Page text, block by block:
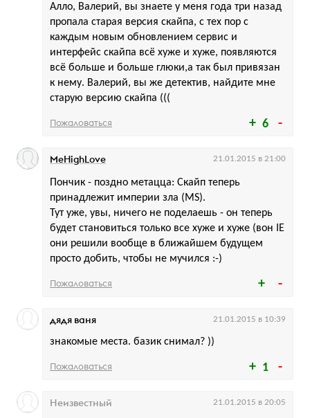
6
Алло, Валерий, вы знаете у меня года три назад
пропала старая версия скайпа, с тех пор с
каждым новым обновлением сервис и
интерфейс скайпа всё хуже и хуже, появляются
всё больше и больше глюки,а так был привязан
к нему. Валерий, вы же детектив, найдите мне
старую версию скайпа (((
Пожаловаться
Пончик - поздно метацца: Скайп теперь
принадлежит империи зла (MS).
Тут уже, увы, ничего не поделаешь - он теперь
будет становиться только все хуже и хуже (вон IE
они решили вообще в ближайшем будущем
просто добить, чтобы не мучился :-)
MeHighLove 21.01.2015 в 21:00
Пожаловаться
1
знакомые места. базик снимал? ))
дядя ваня 21.01.2015 в 10:39
Пожаловаться
Неизвестный 21.01.2015 в 20:05